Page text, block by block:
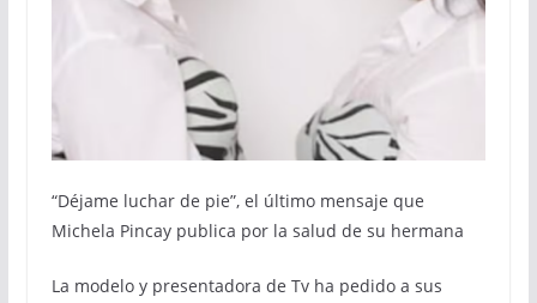
“Déjame luchar de pie”, el último mensaje que
Michela Pincay publica por la salud de su hermana
La modelo y presentadora de Tv ha pedido a sus